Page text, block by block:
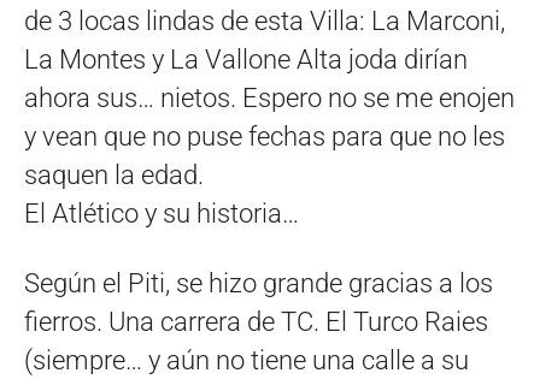
de 3 locas lindas de esta Villa: La Marconi,
La Montes y La Vallone Alta joda dirían
ahora sus… nietos. Espero no se me enojen
y vean que no puse fechas para que no les
saquen la edad.
El Atlético y su historia…
Según el Piti, se hizo grande gracias a los
fierros. Una carrera de TC. El Turco Raies
(siempre… y aún no tiene una calle a su